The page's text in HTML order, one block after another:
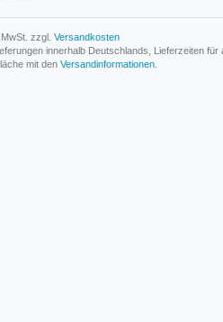
zzgl.
Versandkosten
innerhalb Deutschlands, Lieferzeiten
mit den Versandinformationen